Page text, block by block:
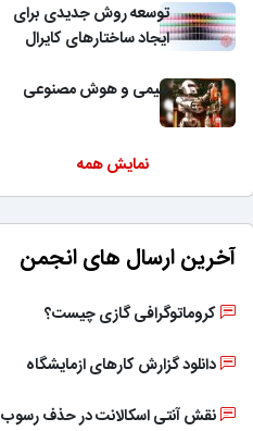
توسعه روش جدیدی برای
ایجاد ساختارهای کایرال
شیمی و هوش مصنوعی
نمایش همه
آخرین ارسال های انجمن
کروماتوگرافی گازی چیست؟
دانلود گزارش کارهای ازمایشگاه
نقش آنتی اسکالانت در حذف رسوب